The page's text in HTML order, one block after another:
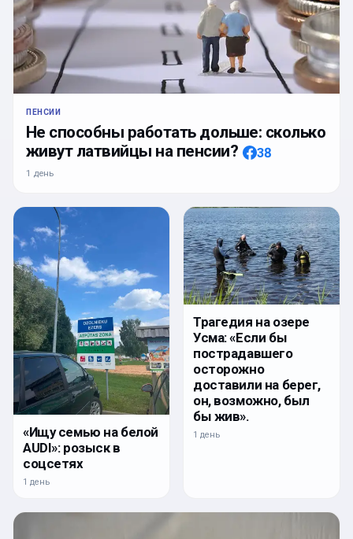
ПЕНСИИ
Не способны работать дольше: сколько
живут латвийцы на пенсии?
38
1 день
«Ищу семью на белой
AUDI»: розыск в
соцсетях
1 день
Трагедия на озере
Усма: «Если бы
пострадавшего
осторожно
доставили на берег,
он, возможно, был
бы жив».
1 день